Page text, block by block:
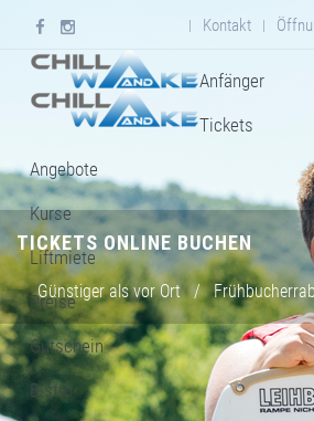
| Kontakt |
Anfänger
Tickets
Angebote
Kurse
Liftmiete
Preise
Gutschein
Bistro
TICKETS ONLINE BUCHEN
Günstiger als vor Ort /